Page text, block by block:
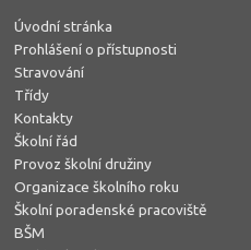
Úvodní stránka
Prohlášení o přístupnosti
Stravování
Třídy
Kontakty
Školní řád
Provoz školní družiny
Organizace školního roku
Školní poradenské pracoviště
BŠM